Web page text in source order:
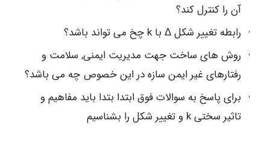
آن را کنترل کند؟
رابطه تغییر شکل Δ با k چخ می تواند باشد؟
روش های ساخت جهت مدیریت ایمنی, سلامت و
رفتارهای غیر ایمن سازه در این خصوص چه می باشد؟
برای پاسخ به سوالات فوق ابتدا بتدا باید مفاهیم و
تاثیر سختی k و تغییر شکل را بشناسیم